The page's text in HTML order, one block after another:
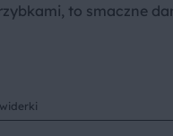
to smaczne